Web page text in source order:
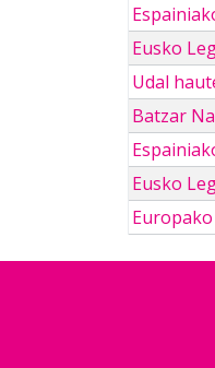
Eusko
Udal
Batzar
Eusko